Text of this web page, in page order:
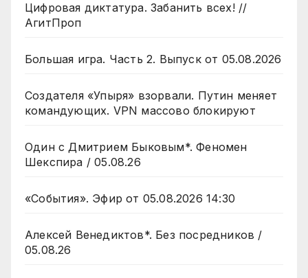
Цифровая диктатура. Забанить всех! //
АгитПроп
Большая игра. Часть 2. Выпуск от 05.08.2026
Создателя «Упыря» взорвали. Путин меняет
командующих. VPN массово блокируют
Один с Дмитрием Быковым*. Феномен
Шекспира / 05.08.26
«События». Эфир от 05.08.2026 14:30
Алексей Венедиктов*. Без посредников /
05.08.26